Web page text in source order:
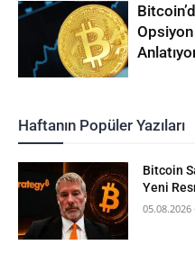
Opsiyon
Haftanın Popüler Yazıları
Bitcoin
Yeni
05.08.2026